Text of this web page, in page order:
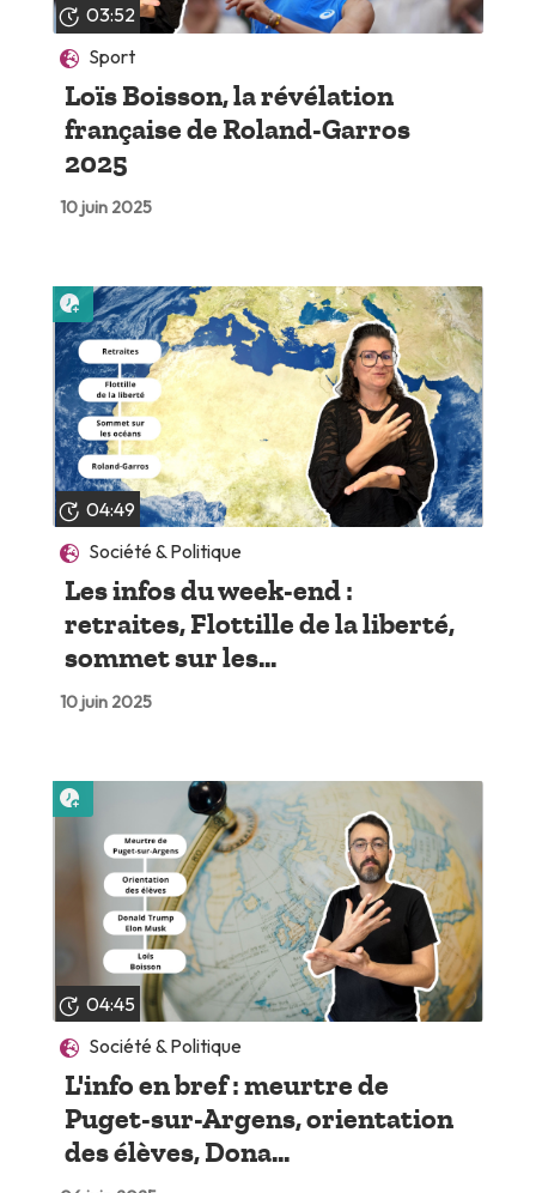
03:52
Sport
Loïs Boisson, la révélation
française de Roland-Garros
2025
10 juin 2025
04:49
Société & Politique
Les infos du week-end :
retraites, Flottille de la liberté,
sommet sur les...
10 juin 2025
Lire plus tard
04:45
Société & Politique
L'info en bref : meurtre de
Puget-sur-Argens, orientation
des élèves, Dona...
Lire plus tard